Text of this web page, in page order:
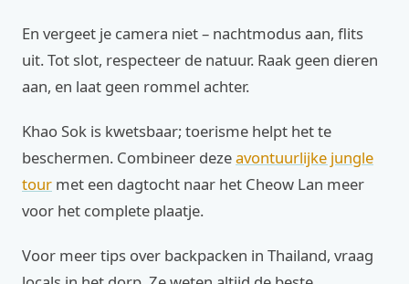
En vergeet je camera niet – nachtmodus aan, flits
uit. Tot slot, respecteer de natuur. Raak geen dieren
aan, en laat geen rommel achter.
Khao Sok is kwetsbaar; toerisme helpt het te
beschermen. Combineer dezeavontuurlijke jungle
tour met een dagtocht naar het Cheow Lan meer
voor het complete plaatje.
Voor meer tips over backpacken in Thailand, vraag